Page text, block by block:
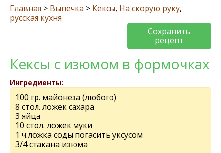
Главная > Выпечка > Кексы, На скорую руку,
русская кухня
Сохранить
рецепт
Кексы с изюмом в формочках
Ингредиенты:
100 гр. майонеза (любого)
8 стол. ложек сахара
3 яйца
10 стол. ложек муки
1 ч.ложка соды погасить уксусом
3/4 стакана изюма